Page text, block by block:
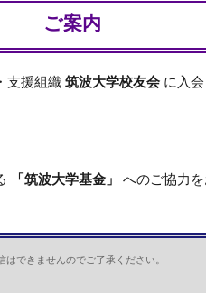
ご案内
支援組織 筑波大学校友会 に入
「筑波大学基金」
へのご協力
できませんのでご了承ください。